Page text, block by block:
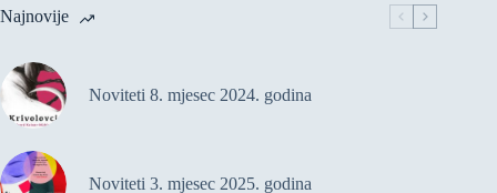
Najnovije
Noviteti 8. mjesec 2024. godina
Noviteti 3. mjesec 2025. godina